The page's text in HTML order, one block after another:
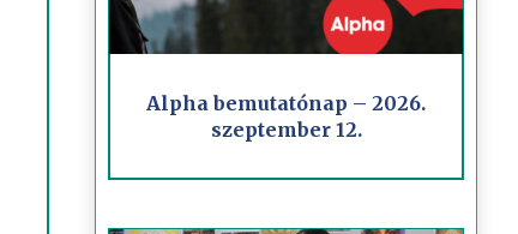
Alpha bemutatónap – 2026.
szeptember 12.